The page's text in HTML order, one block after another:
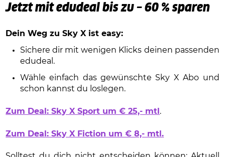
Jetzt mit edudeal bis zu – 60 % sparen
Dein Weg zu Sky X ist easy:
Sichere dir mit wenigen Klicks deinen passenden
edudeal.
Wähle einfach das gewünschte Sky X Abo und
schon kannst du loslegen.
Zum Deal: Sky X Sport um € 25,- mtl .
Zum Deal: Sky X Fiction um € 8,- mtl.